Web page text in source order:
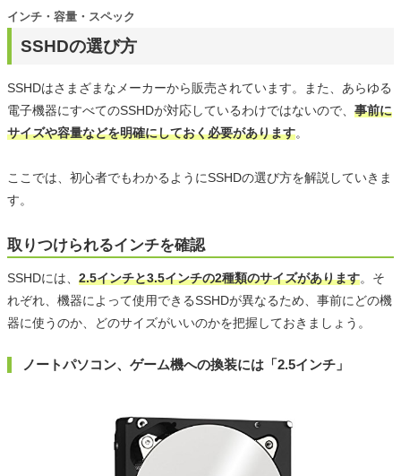
SSHDの選び方
インチ・容量・スペック
SSHDはさまざまなメーカーから販売されています。また、あらゆる
電子機器にすべてのSSHDが対応しているわけではないので、 事前に
サイズや容量などを明確にしておく必要があります。
ここでは、初心者でもわかるようにSSHDの選び方を解説していきま
す。
取りつけられるインチを確認
SSHDには、 2.5インチと3.5インチの2種類のサイズがあります。そ
れぞれ、機器によって使用できるSSHDが異なるため、事前にどの機
器に使うのか、どのサイズがいいのかを把握しておきましょう。
ノートパソコン、ゲーム機への換装には「2.5インチ」